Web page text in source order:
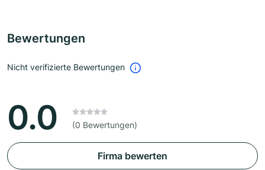
Bewertungen
Nicht verifizierte Bewertungen
0.0 (0 Bewertungen)
Firma bewerten